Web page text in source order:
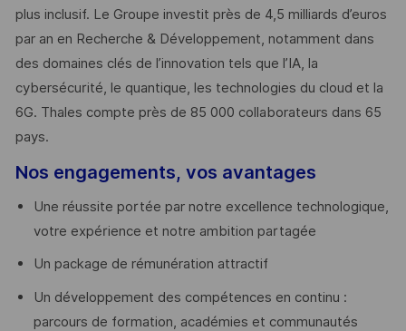
plus inclusif. Le Groupe investit près de 4,5 milliards d’euros
par an en Recherche & Développement, notamment dans
des domaines clés de l’innovation tels que l’IA, la
cybersécurité, le quantique, les technologies du cloud et la
6G. Thales compte près de 85 000 collaborateurs dans 65
pays. ​
Nos engagements, vos avantages
Une réussite portée par notre excellence technologique,
votre expérience et notre ambition partagée
Un package de rémunération attractif
Un développement des compétences en continu :
parcours de formation, académies et communautés